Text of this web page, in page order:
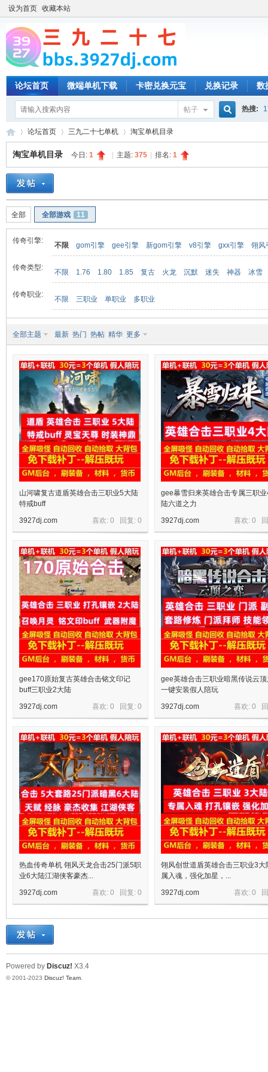
设为首页 收藏本站
论坛首页 微端单机下载 卡密兑换元宝 兑换记录 数
帖子 热搜:
»
论坛首页 三九二十七单机 淘宝单机目录
淘宝单机目录 今日: 1 主题: 375 排名: 1
全部 全部游戏 11
传奇引擎:
不限 gom引擎 gee引擎 新gom引擎 v8引擎 gxx引擎 翎风
传奇类型:
不限 1.76 1.80 1.85 复古 火龙 沉默 迷失 神器 冰雪
传奇职业:
不限 三职业 单职业 多职业
全部主题 最新 热门 热帖 精华 更多
山河啸复古道盾英雄合击三职业5大陆
特戒buff
喜欢: 0 回复: 0
3927dj.com
gee暴雪归来英雄合击专属三职
陆六道之力
喜欢: 0
3927dj.com
gee170原始复古英雄合击铭文印记
buff三职业2大陆
喜欢: 0 回复: 0
3927dj.com
gee英雄合击三职业暗黑传说云
一键安装假人陪玩
喜欢: 0
3927dj.com
热血传奇单机 翎风天龙合击25门派5职
业6大陆江湖侠客豪杰...
喜欢: 0 回复: 0
3927dj.com
翎风创世道盾英雄合击三职业3大
属入魂，强化加星，...
喜欢: 0
3927dj.com
Powered by Discuz! X3.4
© 2001-2023 Discuz! Team.